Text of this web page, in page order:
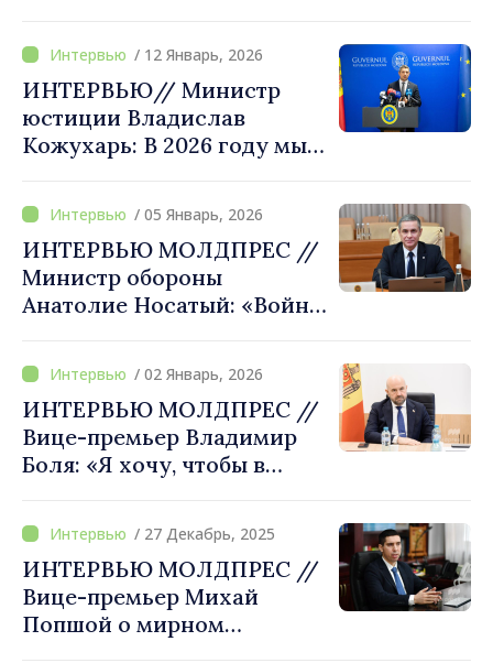
социальной защиты
реформы ощущали люди в
повседневной жизни
/ 12 Январь, 2026
ИНТЕРВЬЮ// Министр
юстиции Владислав
Кожухарь: В 2026 году мы
процесс приведения
национального
законодательства в
соответствие с
европейским
/ 05 Январь, 2026
ИНТЕРВЬЮ МОЛДПРЕС //
Министр обороны
Анатолие Носатый: «Война
Украине обострила
уязвимость оборонного
сектора и необходимость
создания сильной армии,
готовой и устойчивой к
/ 02 Январь, 2026
ИНТЕРВЬЮ МОЛДПРЕС //
Вице-премьер Владимир
Боля: «Я хочу, чтобы в
любого села имел такие же
возможности, как и
ребёнок из столицы»
/ 27 Декабрь, 2025
ИНТЕРВЬЮ МОЛДПРЕС //
Вице-премьер Михай
Попшой о мирном